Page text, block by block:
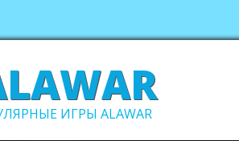
ИГРЫ ALAWAR